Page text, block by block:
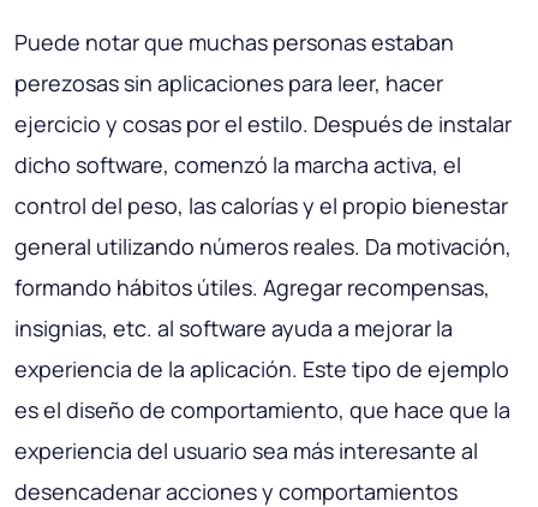
Puede notar que muchas personas estaban
perezosas sin aplicaciones para leer, hacer
ejercicio y cosas por el estilo. Después de instalar
dicho software, comenzó la marcha activa, el
control del peso, las calorías y el propio bienestar
general utilizando números reales. Da motivación,
formando hábitos útiles. Agregar recompensas,
insignias, etc. al software ayuda a mejorar la
experiencia de la aplicación. Este tipo de ejemplo
es el diseño de comportamiento, que hace que la
experiencia del usuario sea más interesante al
desencadenar acciones y comportamientos